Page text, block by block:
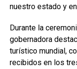
nuestro estado y
Durante la
gobernadora
turístico mundial,
recibidos en los